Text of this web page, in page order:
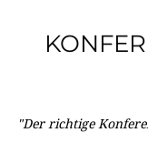
"Der richtige